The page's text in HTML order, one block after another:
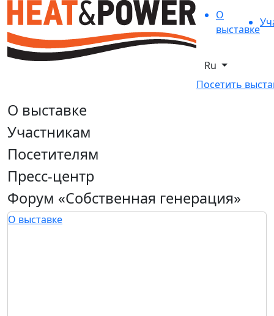
О
выставке
Ru
Посетить
О выставке
Участникам
Посетителям
Пресс-центр
Форум «Собственная генерация»
О выставке